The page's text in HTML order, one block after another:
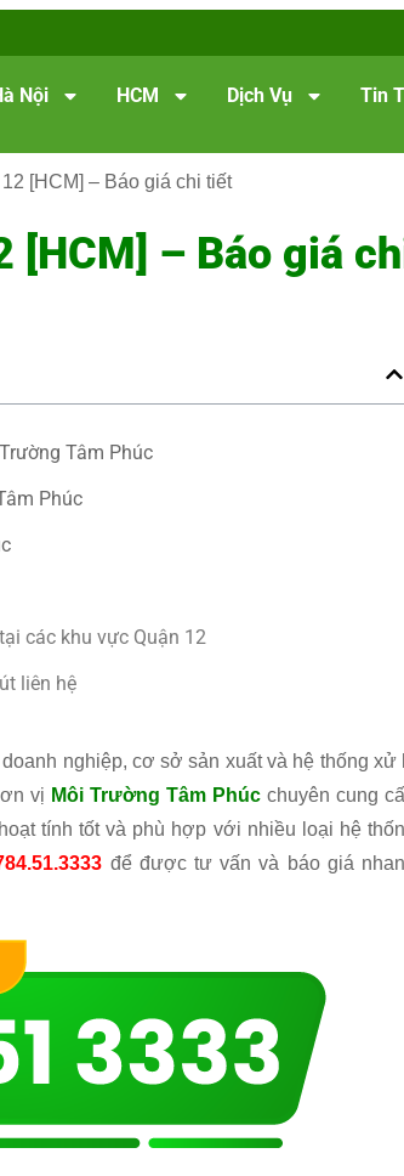
Nội HCM Dịch Vụ Tin
[HCM] – Báo giá chi tiết
[HCM] – Báo giá
Tâm Phúc
Phúc
các khu vực Quận 12
liên hệ
nghiệp, cơ sở sản xuất và hệ thống xử
vị Môi Trường Tâm Phúc chuyên cung
tính tốt và phù hợp với nhiều loại hệ
để được tư vấn và báo giá